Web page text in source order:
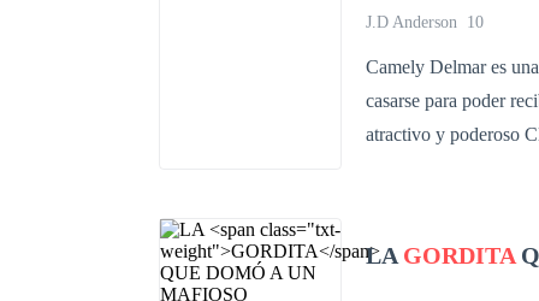
Se acuesta con ellas,
de las empresas más
tenido todas las que
mejor amigo, le
verla más que a
J.D Anderson 10
Camely Delmar es una rica
casarse para poder
atractivo y poderoso
embargo, el amor
LA GORDITA